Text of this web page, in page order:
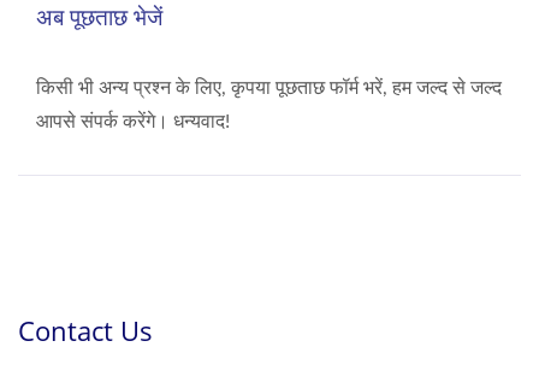
अब पूछताछ भेजें
किसी भी अन्य प्रश्न के लिए, कृपया पूछताछ फॉर्म भरें, हम जल्द से जल्द
आपसे संपर्क करेंगे। धन्यवाद!